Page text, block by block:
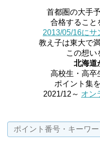
首都圏の大手
合格すること
2013/05/16にサ
教え子は東大で
この想い
北海道
高校生・高卒
ポイント集
2021/12～ オン